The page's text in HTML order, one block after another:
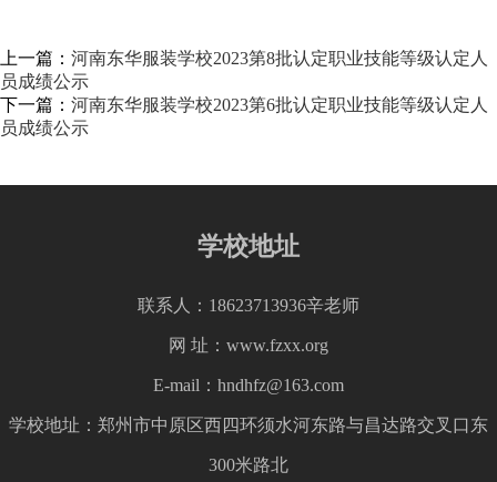
上一篇： 河南东华服装学校2023第8批认定职业技能等级认定人
员成绩公示
下一篇： 河南东华服装学校2023第6批认定职业技能等级认定人
员成绩公示
学校地址
联系人：18623713936辛老师
网 址：www.fzxx.org
E-mail：hndhfz@163.com
学校地址：郑州市中原区西四环须水河东路与昌达路交叉口东
300米路北